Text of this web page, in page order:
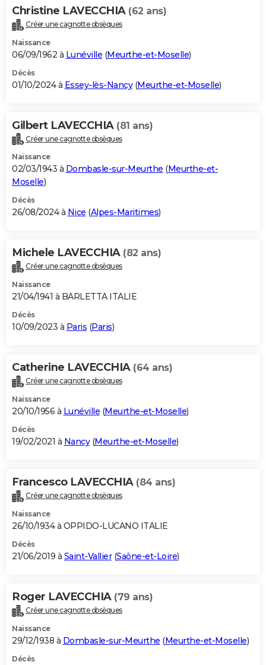
Christine LAVECCHIA (62 ans)
Créer une cagnotte obsèques
Naissance
06/09/1962 à Lunéville (Meurthe-et-Moselle)
Décès
01/10/2024 à Essey-lès-Nancy(Meurthe-et-Moselle)
Gilbert LAVECCHIA (81 ans)
Créer une cagnotte obsèques
Naissance
02/03/1943 à Dombasle-sur-Meurthe (Meurthe-et-
Moselle)
Décès
26/08/2024 à Nice (Alpes-Maritimes)
Michele LAVECCHIA (82 ans)
Créer une cagnotte obsèques
Naissance
21/04/1941 à BARLETTA ITALIE
Décès
10/09/2023 à Paris (Paris)
Catherine LAVECCHIA (64 ans)
Créer une cagnotte obsèques
Naissance
20/10/1956 à Lunéville (Meurthe-et-Moselle)
Décès
19/02/2021 à Nancy(Meurthe-et-Moselle)
Francesco LAVECCHIA (84 ans)
Créer une cagnotte obsèques
Naissance
26/10/1934 à OPPIDO-LUCANO ITALIE
Décès
21/06/2019 à Saint-Vallier(Saône-et-Loire)
Roger LAVECCHIA (79 ans)
Créer une cagnotte obsèques
Naissance
29/12/1938 à Dombasle-sur-Meurthe (Meurthe-et-Moselle)
Décès